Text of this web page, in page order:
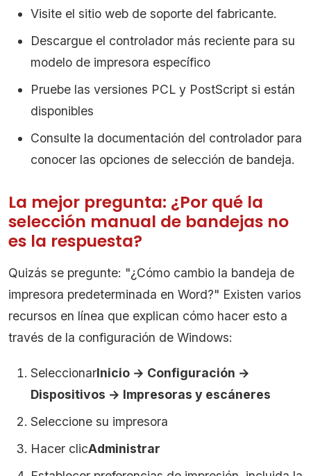
Visite el sitio web de soporte del fabricante.
Descargue el controlador más reciente para su
modelo de impresora específico
Pruebe las versiones PCL y PostScript si están
disponibles
Consulte la documentación del controlador para
conocer las opciones de selección de bandeja.
La mejor pregunta: ¿Por qué la
selección manual de bandejas no
es la respuesta?
Quizás se pregunte: "¿Cómo cambio la bandeja de
impresora predeterminada en Word?" Existen varios
recursos en línea que explican cómo hacer esto a
través de la configuración de Windows:
SeleccionarInicio → Configuración →
Dispositivos → Impresoras y escáneres
Seleccione su impresora
Hacer clicAdministrar